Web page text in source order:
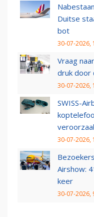
Duitse
bot
30-07-2026,
Vraag
druk door
30-07-2026,
SWISS-
30-07-2026,
Airshow:
keer
30-07-2026,